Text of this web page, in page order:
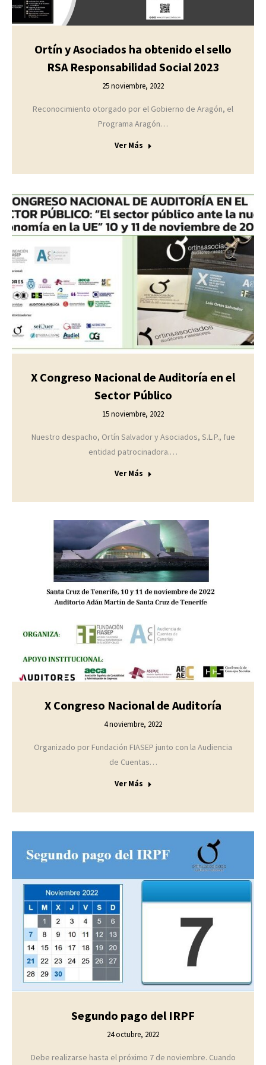
Ortín y Asociados ha obtenido el sello
RSA Responsabilidad Social 2023
25 noviembre, 2022
Reconocimiento otorgado por el Gobierno de Aragón, el
Programa Aragón…
Ver Más
X Congreso Nacional de Auditoría en el
Sector Público
15 noviembre, 2022
Nuestro despacho, Ortín Salvador y Asociados, S.L.P., fue
entidad patrocinadora.…
Ver Más
X Congreso Nacional de Auditoría
4 noviembre, 2022
Organizado por Fundación FIASEP junto con la Audiencia
de Cuentas…
Ver Más
Segundo pago del IRPF
24 octubre, 2022
Debe realizarse hasta el próximo 7 de noviembre. Cuando